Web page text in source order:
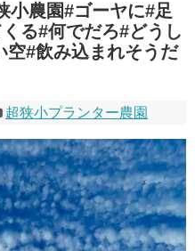
小農園#ゴーヤに#足
る#何でだろ#どうし
空#飲み込まれそうだ
超狭小プランター農園